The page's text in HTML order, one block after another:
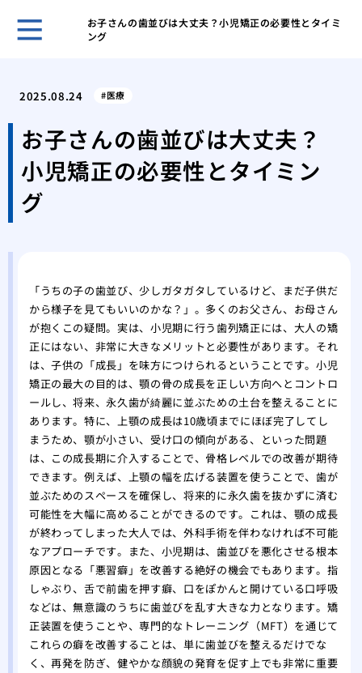
お子さんの歯並びは大丈夫？小児矯正の必要性とタイミ
ング
2025.08.24 医療
お子さんの歯並びは大丈夫？
小児矯正の必要性とタイミン
グ
「うちの子の歯並び、少しガタガタしているけど、まだ子供だ
から様子を見てもいいのかな？」。多くのお父さん、お母さん
が抱くこの疑問。実は、小児期に行う歯列矯正には、大人の矯
正にはない、非常に大きなメリットと必要性があります。それ
は、子供の「成長」を味方につけられるということです。小児
矯正の最大の目的は、顎の骨の成長を正しい方向へとコントロ
ールし、将来、永久歯が綺麗に並ぶための土台を整えることに
あります。特に、上顎の成長は10歳頃までにほぼ完了してし
まうため、顎が小さい、受け口の傾向がある、といった問題
は、この成長期に介入することで、骨格レベルでの改善が期待
できます。例えば、上顎の幅を広げる装置を使うことで、歯が
並ぶためのスペースを確保し、将来的に永久歯を抜かずに済む
可能性を大幅に高めることができるのです。これは、顎の成長
が終わってしまった大人では、外科手術を伴わなければ不可能
なアプローチです。また、小児期は、歯並びを悪化させる根本
原因となる「悪習癖」を改善する絶好の機会でもあります。指
しゃぶり、舌で前歯を押す癖、口をぽかんと開けている口呼吸
などは、無意識のうちに歯並びを乱す大きな力となります。矯
正装置を使うことや、専門的なトレーニング（MFT）を通じて
これらの癖を改善することは、単に歯並びを整えるだけでな
く、再発を防ぎ、健やかな顔貌の発育を促す上でも非常に重要